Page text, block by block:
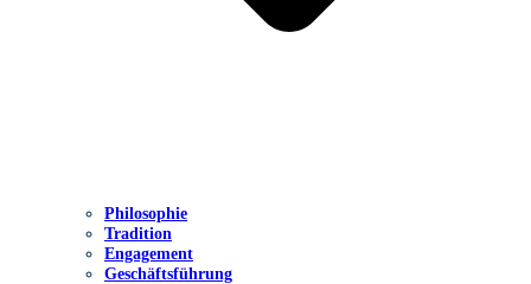
Philosophie
Tradition
Engagement
Geschäftsführung